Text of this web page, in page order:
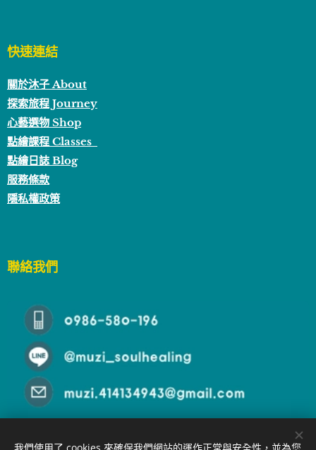
快速連結
關於沐子 About
探索旅程 Journey
心藝選物 Shop
點繪課程 Classes
點繪日誌 Blog
服務條款
隱私權政策
聯絡我們